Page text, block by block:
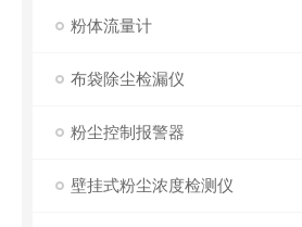
粉体流量计
布袋除尘检漏仪
粉尘控制报警器
壁挂式粉尘浓度检测仪